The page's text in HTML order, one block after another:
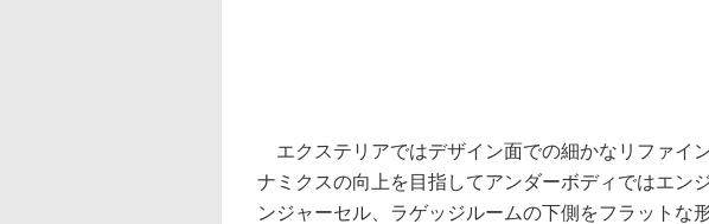
エクステリアではデザイン面での細かなリファイ
ナミクスの向上を目指してアンダーボディではエン
ンジャーセル、ラゲッジルームの下側をフラットな